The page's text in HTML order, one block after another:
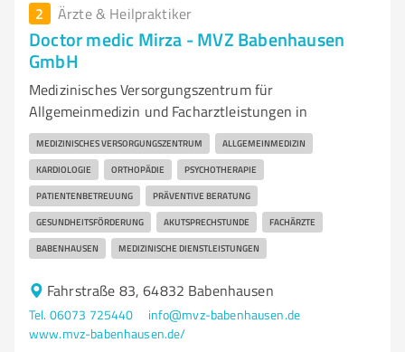
2 Ärzte & Heilpraktiker
Doctor medic Mirza - MVZ Babenhausen
GmbH
Medizinisches Versorgungszentrum für
Allgemeinmedizin und Facharztleistungen in
MEDIZINISCHES VERSORGUNGSZENTRUM ALLGEMEINMEDIZIN
KARDIOLOGIE ORTHOPÄDIE PSYCHOTHERAPIE
PATIENTENBETREUUNG PRÄVENTIVE BERATUNG
GESUNDHEITSFÖRDERUNG AKUTSPRECHSTUNDE FACHÄRZTE
BABENHAUSEN MEDIZINISCHE DIENSTLEISTUNGEN
Fahrstraße 83, 64832 Babenhausen
Tel. 06073 725440
info@mvz-babenhausen.de
www.mvz-babenhausen.de/